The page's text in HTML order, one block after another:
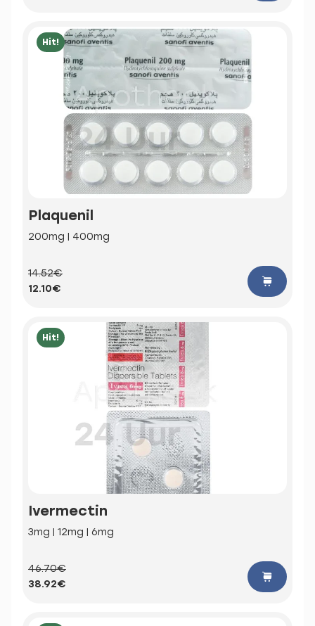
Hit!
Plaquenil
200mg | 400mg
14.52€
12.10€
Hit!
Ivermectin
3mg | 12mg | 6mg
46.70€
38.92€